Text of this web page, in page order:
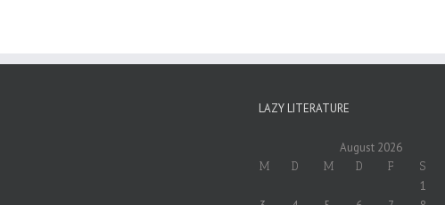
LAZY LITERATURE
August 2026
M D M D F S
1